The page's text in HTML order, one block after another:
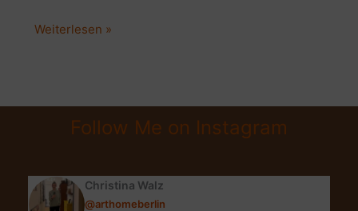
Upcycling
7
Vintagemöbel
Weiterlesen »
Follow Me on Instagram
Christina Walz
@arthomeberlin